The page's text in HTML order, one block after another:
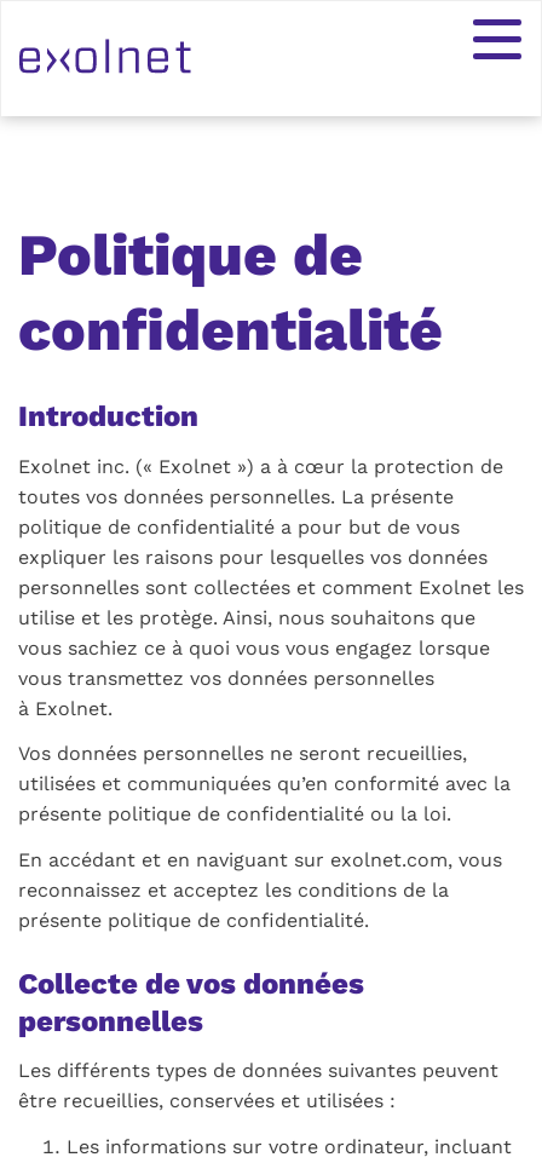
Politique de
confidentialité
Introduction
Exolnet inc. (« Exolnet ») a à cœur la protection de
toutes vos données personnelles. La présente
politique de confidentialité a pour but de vous
expliquer les raisons pour lesquelles vos données
personnelles sont collectées et comment Exolnet les
utilise et les protège. Ainsi, nous souhaitons que
vous sachiez ce à quoi vous vous engagez lorsque
vous transmettez vos données personnelles
à Exolnet.
Vos données personnelles ne seront recueillies,
utilisées et communiquées qu’en conformité avec la
présente politique de confidentialité ou la loi.
En accédant et en naviguant sur exolnet.com, vous
reconnaissez et acceptez les conditions de la
présente politique de confidentialité.
Collecte de vos données
personnelles
Les différents types de données suivantes peuvent
être recueillies, conservées et utilisées :
Les informations sur votre ordinateur, incluant